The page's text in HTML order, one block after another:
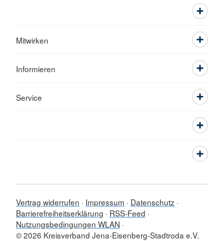
Mitwirken
Informieren
Service
Vertrag widerrufen Impressum
Datenschutz
Barrierefreiheitserklärung
RSS-Feed
Nutzungsbedingungen WLAN
© 2026 Kreisverband Jena-Eisenberg-Stadtroda e.V.